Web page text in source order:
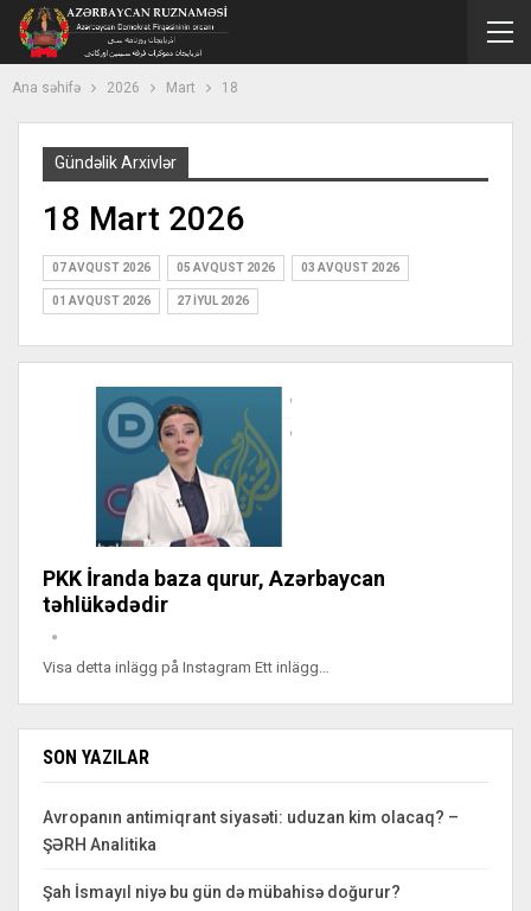
Ana səhifə 2026 Mart 18
Gündəlik Arxivlər
18 Mart 2026
07 AVQUST 2026 05 AVQUST 2026 03 AVQUST 2026
01 AVQUST 2026 27 İYUL 2026
PKK İranda baza qurur, Azərbaycan
təhlükədədir
Visa detta inlägg på Instagram Ett inlägg…
SON YAZILAR
Avropanın antimiqrant siyasəti: uduzan kim olacaq? –
ŞƏRH Analitika
Şah İsmayıl niyə bu gün də mübahisə doğurur?